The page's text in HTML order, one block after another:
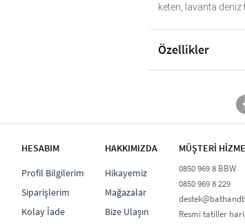
keten, lavanta
Özellikler
HESABIM
Profil Bilgilerim
Siparişlerim
Kolay İade
HAKKIMIZDA
Hikayemiz
Mağazalar
Bize Ulaşın
MÜŞTERİ
0850 969 8 BBW​
0850 969 8 229​​
Resmi tatiller